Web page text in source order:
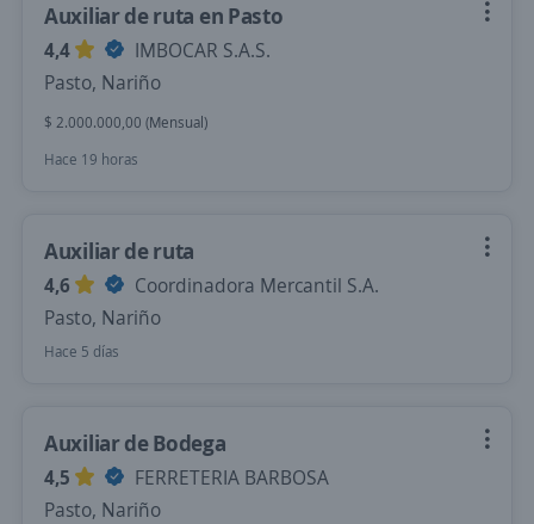
Auxiliar de ruta en Pasto
4,4
IMBOCAR S.A.S.
Pasto, Nariño
$ 2.000.000,00 (Mensual)
Hace 19 horas
Auxiliar de ruta
4,6
Coordinadora Mercantil S.A.
Pasto, Nariño
Hace 5 días
Auxiliar de Bodega
4,5
FERRETERIA BARBOSA
Pasto, Nariño